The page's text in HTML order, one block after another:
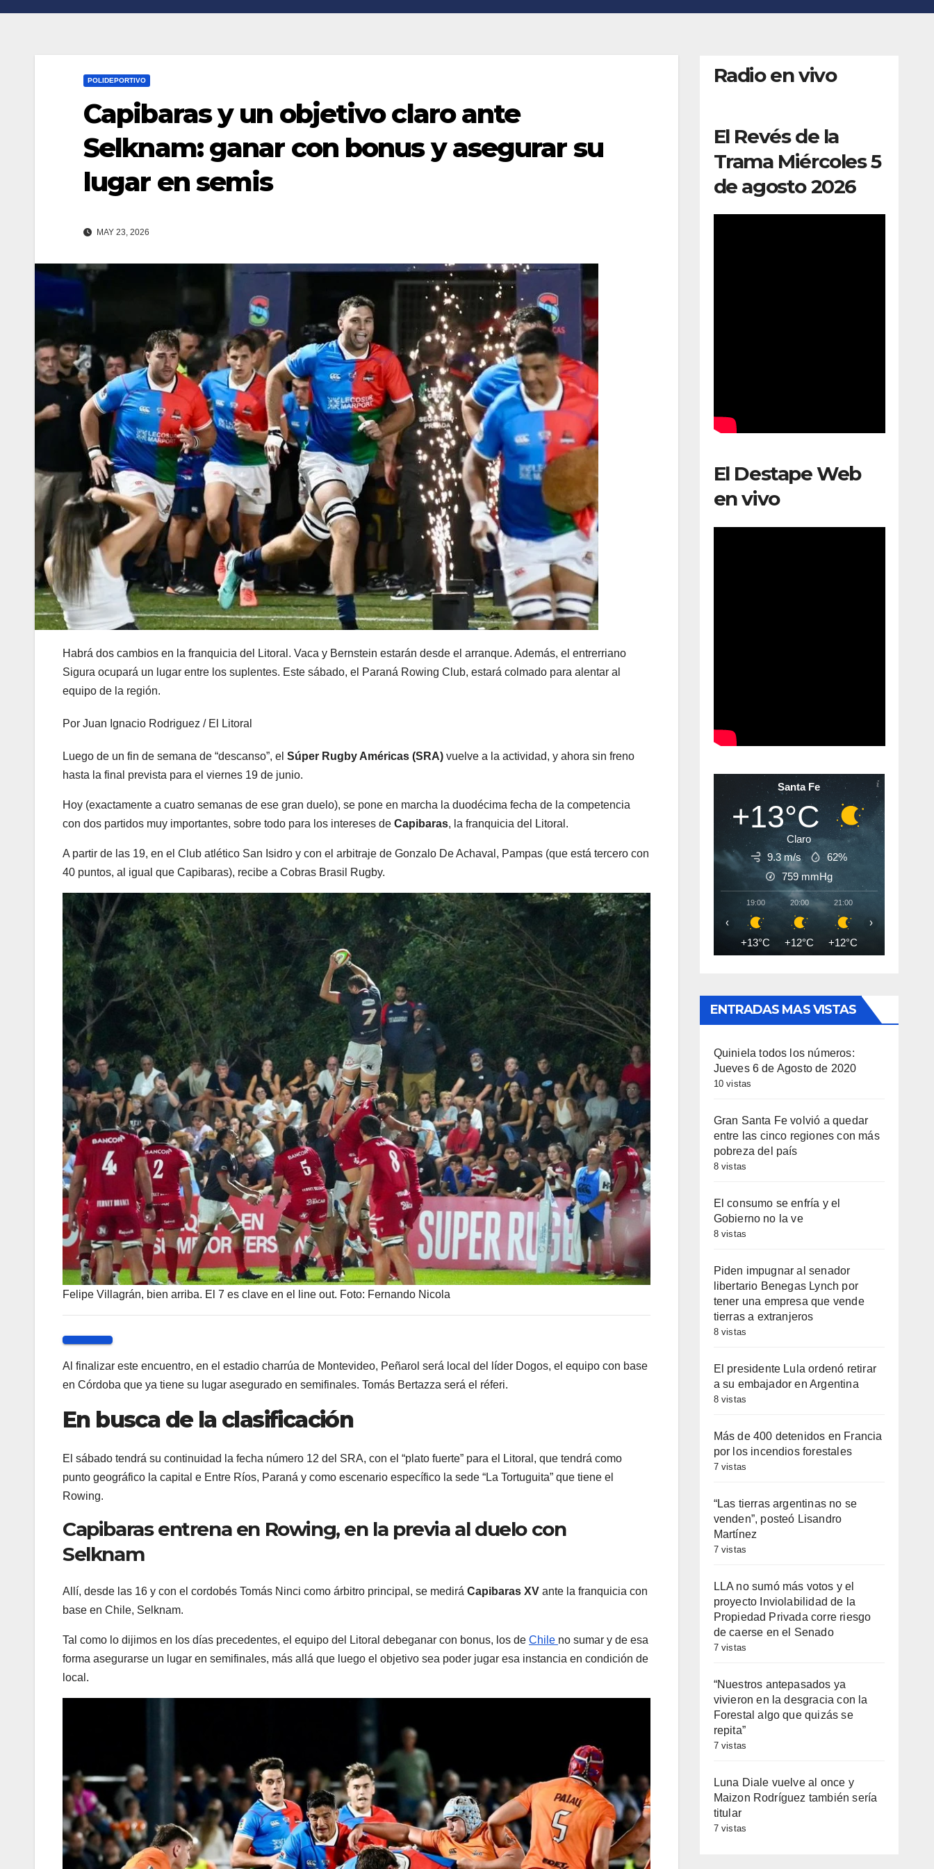
POLIDEPORTIVO
Capibaras y un objetivo claro ante
Selknam: ganar con bonus y asegurar su
lugar en semis
MAY 23, 2026
Habrá dos cambios en la franquicia del Litoral. Vaca y Bernstein estarán desde el arranque. Además, el entrerriano
Sigura ocupará un lugar entre los suplentes. Este sábado, el Paraná Rowing Club, estará colmado para alentar al
equipo de la región.
Por Juan Ignacio Rodriguez / El Litoral
Luego de un fin de semana de “descanso”, el Súper Rugby Américas (SRA) vuelve a la actividad, y ahora sin freno
hasta la final prevista para el viernes 19 de junio.
Hoy (exactamente a cuatro semanas de ese gran duelo), se pone en marcha la duodécima fecha de la competencia
con dos partidos muy importantes, sobre todo para los intereses de Capibaras, la franquicia del Litoral.
A partir de las 19, en el Club atlético San Isidro y con el arbitraje de Gonzalo De Achaval, Pampas (que está tercero con
40 puntos, al igual que Capibaras), recibe a Cobras Brasil Rugby.
Felipe Villagrán, bien arriba. El 7 es clave en el line out. Foto: Fernando Nicola
Al finalizar este encuentro, en el estadio charrúa de Montevideo, Peñarol será local del líder Dogos, el equipo con base
en Córdoba que ya tiene su lugar asegurado en semifinales. Tomás Bertazza será el réferi.
En busca de la clasificación
El sábado tendrá su continuidad la fecha número 12 del SRA, con el “plato fuerte” para el Litoral, que tendrá como
punto geográfico la capital e Entre Ríos, Paraná y como escenario específico la sede “La Tortuguita” que tiene el
Rowing.
Capibaras entrena en Rowing, en la previa al duelo con
Selknam
Allí, desde las 16 y con el cordobés Tomás Ninci como árbitro principal, se medirá Capibaras XV ante la franquicia con
base en Chile, Selknam.
Tal como lo dijimos en los días precedentes, el equipo del Litoral debeganar con bonus, los de Chile no sumar y de esa
forma asegurarse un lugar en semifinales, más allá que luego el objetivo sea poder jugar esa instancia en condición de
local.
Radio en vivo
El Revés de la
Trama Miércoles 5
de agosto 2026
El Destape Web
en vivo
Santa Fe
+13°C
Claro
9.3 m/s
62%
759mmHg
19:00
+13°C
20:00
+12°C
21:00
+12°C
‹ ›
ENTRADAS MAS VISTAS
Quiniela todos los números:
Jueves 6 de Agosto de 2020
10 vistas
Gran Santa Fe volvió a quedar
entre las cinco regiones con más
pobreza del país
8 vistas
El consumo se enfría y el
Gobierno no la ve
8 vistas
Piden impugnar al senador
libertario Benegas Lynch por
tener una empresa que vende
tierras a extranjeros
8 vistas
El presidente Lula ordenó retirar
a su embajador en Argentina
8 vistas
Más de 400 detenidos en Francia
por los incendios forestales
7 vistas
“Las tierras argentinas no se
venden”, posteó Lisandro
Martínez
7 vistas
LLA no sumó más votos y el
proyecto Inviolabilidad de la
Propiedad Privada corre riesgo
de caerse en el Senado
7 vistas
“Nuestros antepasados ya
vivieron en la desgracia con la
Forestal algo que quizás se
repita”
7 vistas
Luna Diale vuelve al once y
Maizon Rodríguez también sería
titular
7 vistas
n